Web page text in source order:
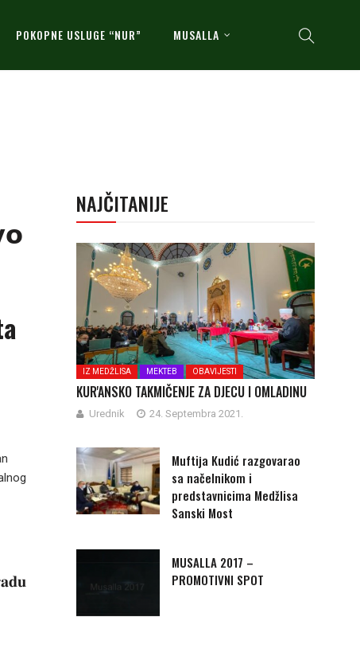
POKOPNE USLUGE “NUR” MUSALLA
NAJČITANIJE
IZ MEDŽLISA MEKTEB OBAVIJESTI
KUR'ANSKO TAKMIČENJE ZA DJECU I OMLADINU
Urednik 24. Septembra 2021.
Muftija Kudić razgovarao
sa načelnikom i
predstavnicima Medžlisa
Sanski Most
MUSALLA 2017 –
PROMOTIVNI SPOT